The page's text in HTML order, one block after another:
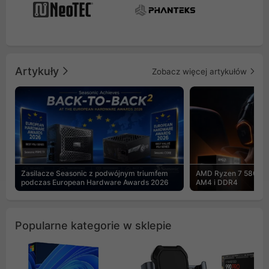
Artykuły Zobacz więcej artykułów
Zasilacze Seasonic z podwójnym triumfem
podczas European Hardware Awards 2026
AMD Ryzen 7
AM4 i DDR4
Popularne kategorie w sklepie